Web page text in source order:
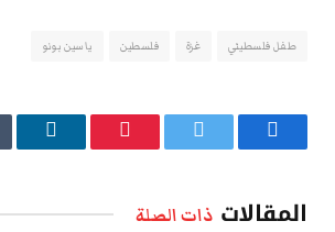
طفل فلسطيني غزة فلسطين ياسين بونو
فيسبوك تويتر بينتيريستلينكدإن
المقالات ذات الصلة